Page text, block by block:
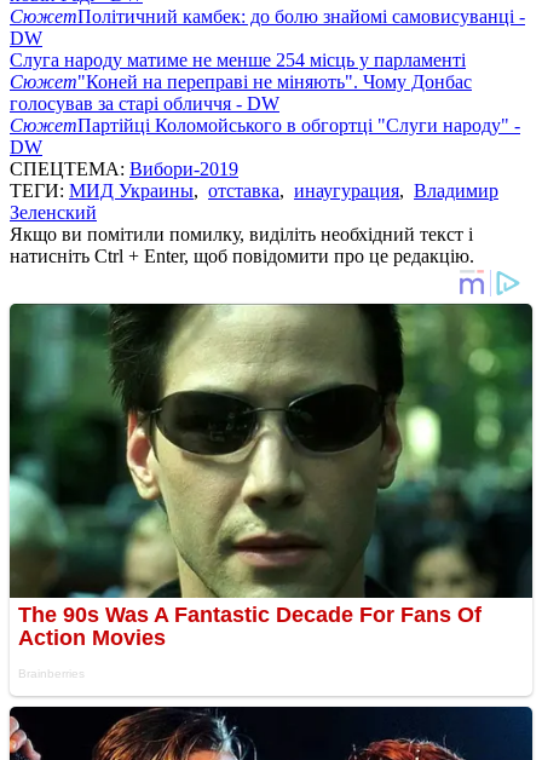
СюжетПолітичний камбек: до болю знайомі самовисуванці -
DW
Слуга народу матиме не менше 254 місць у парламенті
Сюжет"Коней на переправі не міняють". Чому Донбас
голосував за старі обличчя - DW
СюжетПартійці Коломойського в обгортці "Слуги народу" -
DW
СПЕЦТЕМА: Вибори-2019
ТЕГИ: МИД Украины, отставка, инаугурация, Владимир
Зеленский
Якщо ви помітили помилку, виділіть необхідний текст і
натисніть Ctrl + Enter, щоб повідомити про це редакцію.